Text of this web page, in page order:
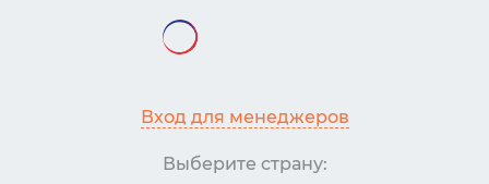
Вход для менеджеров
Выберите страну: